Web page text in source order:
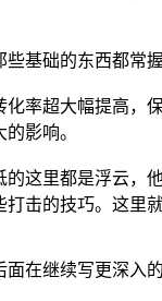
基础的东西都常
率超大幅提高，
影响。
这里都是浮云，
击的技巧。这里就
面在继续写更深入